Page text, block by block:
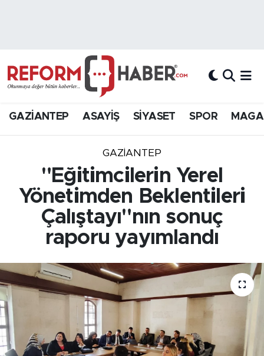
GAZİANTEP ASAYİŞ SİYASET SPOR
GAZIANTEP
"Eğitimcilerin Yerel
Yönetimden Beklentileri
Çalıştayı"nın sonuç
raporu yayımlandı
Hava Durumu
Süper Lig Puan Durumu ve Fikstür
Tüm Manşetler
Son Dakika Haberleri
Haber Arşivi